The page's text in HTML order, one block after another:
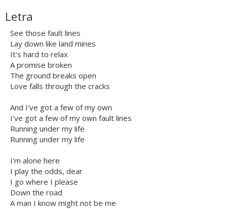
Letra
See those fault lines
Lay down like land mines
It's hard to relax
A promise broken
The ground breaks open
Love falls through the cracks
And I've got a few of my own
I've got a few of my own fault lines
Running under my life
Running under my life
I'm alone here
I play the odds, dear
I go where I please
Down the road
A man I know might not be me